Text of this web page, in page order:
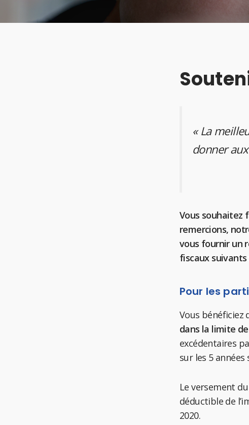
« La
donner
Vous souhaitez
remercions,
vous fournir un
fiscaux suivants
Pour les
Vous bénéficiez
dans la limite
excédentaires
sur les 5 années
Le versement
déductible de
2020.